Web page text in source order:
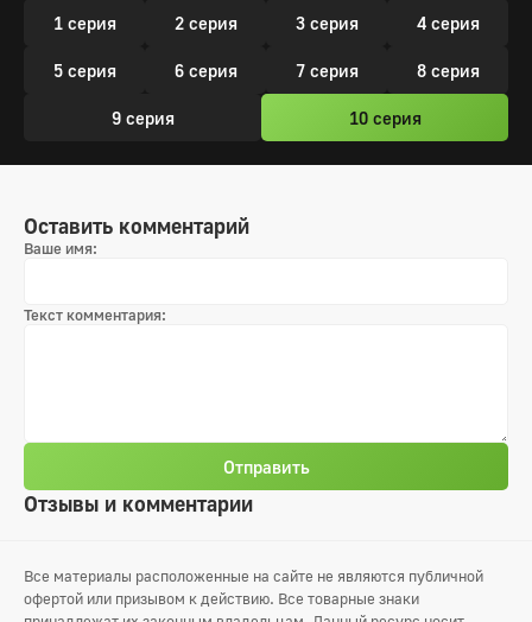
1 серия
2 серия 3 серия 4 серия
5 серия 6 серия 7 серия 8 серия
9 серия 10 серия
Отзывы и комментарии
Оставить комментарий
Ваше имя:
Текст комментария:
Отправить
Все материалы расположенные на сайте не являются публичной
офертой или призывом к действию. Все товарные знаки